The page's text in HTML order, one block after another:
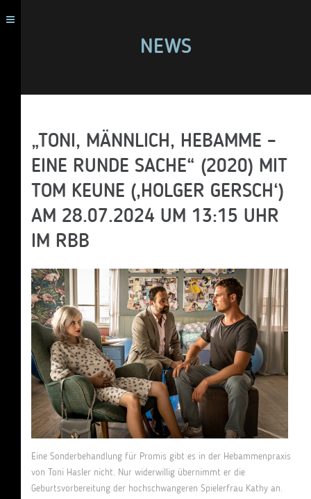
NEWS
„TONI, MÄNNLICH, HEBAMME –
EINE RUNDE SACHE“ (2020) MIT
TOM KEUNE (‚HOLGER GERSCH‘)
AM 28.07.2024 UM 13:15 UHR
IM RBB
Eine Sonderbehandlung für Promis gibt es in der Hebammenpraxis
von Toni Hasler nicht. Nur widerwillig übernimmt er die
Geburtsvorbereitung der hochschwangeren Spielerfrau Kathy an.